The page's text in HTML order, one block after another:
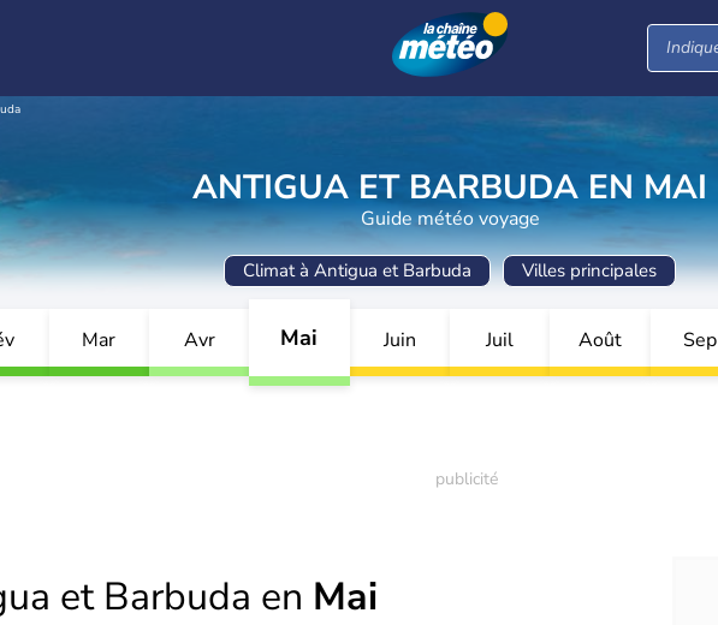
ANTIGUA ET BARBUDA EN MAI
Guide météo voyage
Climat à Antigua et Barbuda Villes principales
Mar Avr Mai Juin Juil Août Sep
et Barbuda en Mai